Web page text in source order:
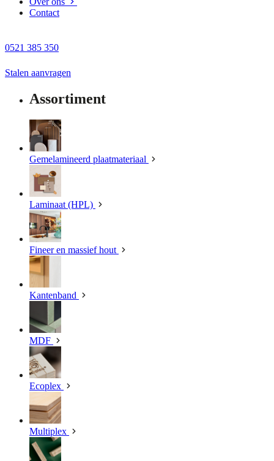
Contact
0521 385 350
Stalen aanvragen
Assortiment
Gemelamineerd plaatmateriaal
Laminaat (HPL)
Fineer en massief hout
Kantenband
MDF
Ecoplex
Multiplex